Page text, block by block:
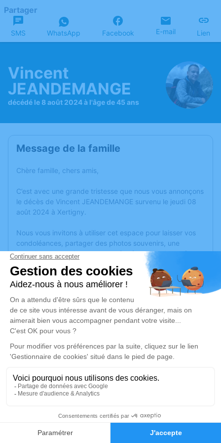
Faire-part Hommages
Partager
SMS WhatsApp Facebook E-mail Lien
Vincent
JEANDEMANGE
décédé le 8 août 2024 à l'âge de 45 ans
Message de la famille
Chère famille, chers amis,
C’est avec une grande tristesse que nous vous annonçons
le décès de Vincent JEANDEMANGE survenu le jeudi 08
août 2024 à Xertigny.
Nous vous invitons à utiliser cet espace pour laisser vos
condoléances, partager des photos souvenirs, une
anecdote ou exprimer vos pensées à travers des poèmes
ou des textes. Cet endroit est un lieu d'expression dédié à
honorer la mémoire de Vincent JEANDEMANGE.
Un service de plantation d’arbre hommage estdisponible
samedi 17 août 2024 à 12h15
Crématorium D de Épinal
Avenue de Saint-Dié